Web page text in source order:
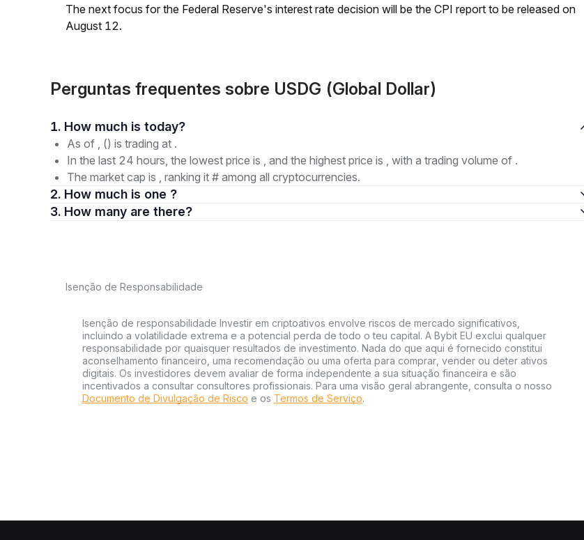
The next focus for the Federal Reserve's interest rate decision will be the CPI report to be released on
August 12.
Perguntas frequentes sobre USDG (Global Dollar)
1. How much is today?
As of , () is trading at .
In the last 24 hours, the lowest price is , and the highest price is , with a trading volume of .
The market cap is , ranking it # among all cryptocurrencies.
2. How much is one ?
3. How many are there?
Isenção de Responsabilidade
Isenção de responsabilidade Investir em criptoativos envolve riscos de mercado significativos,
incluindo a volatilidade extrema e a potencial perda de todo o teu capital. A Bybit EU exclui qualquer
responsabilidade por quaisquer resultados de investimento. Nada do que aqui é fornecido constitui
aconselhamento financeiro, uma recomendação ou uma oferta para comprar, vender ou deter ativos
digitais. Os investidores devem avaliar de forma independente a sua situação financeira e são
incentivados a consultar consultores profissionais. Para uma visão geral abrangente, consulta o nosso
Documento de Divulgação de Risco e os Termos de Serviço.